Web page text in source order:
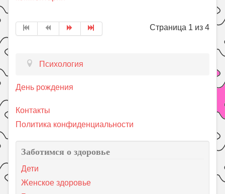
Страница 1 из 4
Психология
День рождения
Контакты
Политика конфиденциальности
Заботимся о здоровье
Дети
Женское здоровье